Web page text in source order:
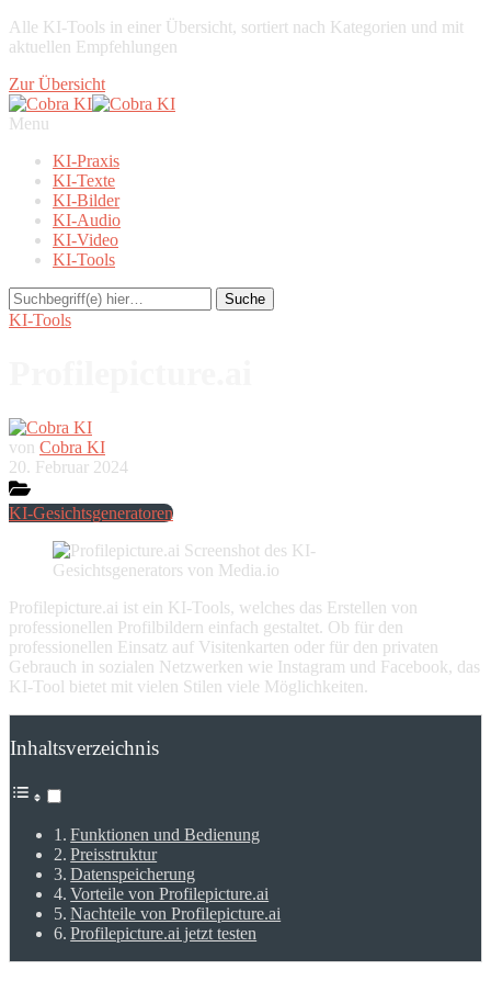
Alle KI-Tools in einer Übersicht, sortiert nach Kategorien und mit
aktuellen Empfehlungen
Zur Übersicht
Menu
KI-Praxis
KI-Texte
KI-Bilder
KI-Audio
KI-Video
KI-Tools
KI-Tools
von Cobra KI
20. Februar 2024
KI-Gesichtsgeneratoren
Profilepicture.ai ist ein KI-Tools, welches das Erstellen von
professionellen Profilbildern einfach gestaltet. Ob für den
professionellen Einsatz auf Visitenkarten oder für den privaten
Gebrauch in sozialen Netzwerken wie Instagram und Facebook, das
KI-Tool bietet mit vielen Stilen viele Möglichkeiten.
Inhaltsverzeichnis
Funktionen und Bedienung
Preisstruktur
Datenspeicherung
Vorteile von Profilepicture.ai
Nachteile von Profilepicture.ai
Profilepicture.ai jetzt testen